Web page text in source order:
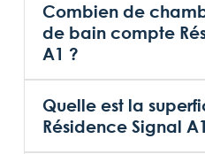
Combien de
de bain compte
A1 ?
Quelle est la
Résidence Signal